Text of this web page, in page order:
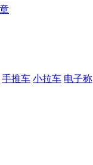
手推车 小拉车 电子称